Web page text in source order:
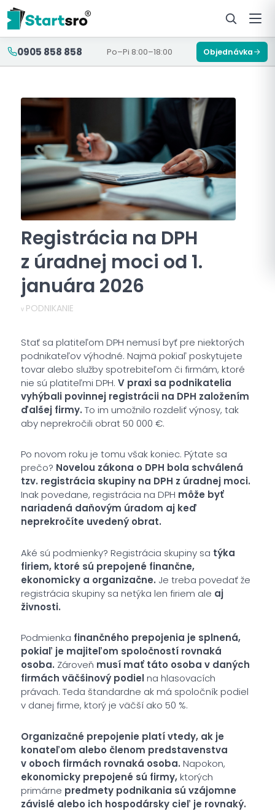
0905 858 858 Po–Pi 8:00–18:00 Objednávka
Registrácia na DPH
z úradnej moci od 1.
januára 2026
v PODNIKANIE
Stať sa platiteľom DPH nemusí byť pre niektorých
podnikateľov výhodné. Najmä pokiaľ poskytujete
tovar alebo služby spotrebiteľom či firmám, ktoré
nie sú platiteľmi DPH. V praxi sa podnikatelia
vyhýbali povinnej registrácii na DPH založením
ďalšej firmy. To im umožnilo rozdeliť výnosy, tak
aby neprekročili obrat 50 000 €.
Po novom roku je tomu však koniec. Pýtate sa
prečo? Novelou zákona o DPH bola schválená
tzv. registrácia skupiny na DPH z úradnej moci.
Inak povedane, registrácia na DPH môže byť
nariadená daňovým úradom aj keď
neprekročíte uvedený obrat.
Aké sú podmienky? Registrácia skupiny sa týka
firiem, ktoré sú prepojené finančne,
ekonomicky a organizačne. Je treba povedať že
registrácia skupiny sa netýka len firiem ale aj
živnosti.
Podmienka finančného prepojenia je splnená,
pokiaľ je majiteľom spoločností rovnaká
osoba. Zároveň musí mať táto osoba v daných
firmách väčšinový podielna hlasovacích
právach. Teda štandardne ak má spoločník podiel
v danej firme, ktorý je väčší ako 50 %.
Organizačné prepojenie platí vtedy, ak je
konateľom alebo členom predstavenstva
v oboch firmách rovnaká osoba. Napokon,
ekonomicky prepojené sú firmy,ktorých
primárne predmety podnikania sú vzájomne
závislé alebo ich hospodársky cieľ je rovnaký.